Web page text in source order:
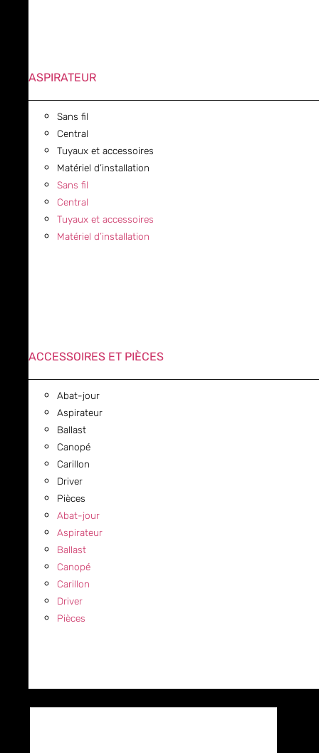
ASPIRATEUR
Sans fil
Central
Tuyaux et accessoires
Matériel d’installation
Sans fil
Central
Tuyaux et accessoires
Matériel d’installation
ACCESSOIRES ET PIÈCES
Abat-jour
Aspirateur
Ballast
Canopé
Carillon
Driver
Pièces
Abat-jour
Aspirateur
Ballast
Canopé
Carillon
Driver
Pièces